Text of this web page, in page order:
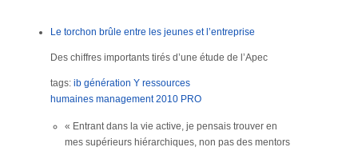
Le torchon brûle entre les jeunes et l’entreprise
Des chiffres importants tirés d’une étude de l’Apec
tags: ib génération Y ressources
humaines management 2010 PRO
« Entrant dans la vie active, je pensais trouver en
mes supérieurs hiérarchiques, non pas des mentors